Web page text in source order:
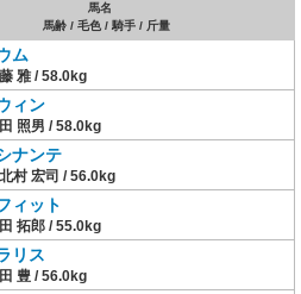
馬名
馬齢 / 毛色 / 騎手 / 斤量
ム
雅 / 58.0kg
ィン
照男 / 58.0kg
ナンテ
村 宏司 / 56.0kg
ィット
拓郎 / 55.0kg
リス
豊 / 56.0kg